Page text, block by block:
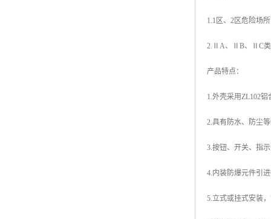
1.1区、2区危险场
2.ⅡA、ⅡB、ⅡC类
产品特点：
1.外壳采用ZL102
2.具有防水、防尘
3.按钮、开关、指
4.内装防爆元件引
5.立式或挂式安装